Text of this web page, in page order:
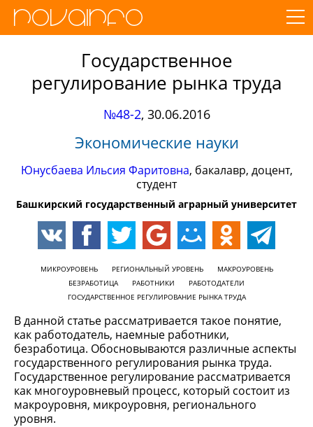
Государственное
регулирование рынка труда
№48-2, 30.06.2016
Экономические науки
Юнусбаева Ильсия Фаритовна, бакалавр, доцент,
студент
Башкирский государственный аграрный университет
МИКРОУРОВЕНЬ РЕГИОНАЛЬНЫЙ УРОВЕНЬ
МАКРОУРОВЕНЬ
БЕЗРАБОТИЦА
РАБОТНИКИ
РАБОТОДАТЕЛИ
ГОСУДАРСТВЕННОЕ РЕГУЛИРОВАНИЕ РЫНКА ТРУДА
В данной статье рассматривается такое понятие,
как работодатель, наемные работники,
безработица. Обосновываются различные аспекты
государственного регулирования рынка труда.
Государственное регулирование рассматривается
как многоуровневый процесс, который состоит из
макроуровня, микроуровня, регионального
уровня.